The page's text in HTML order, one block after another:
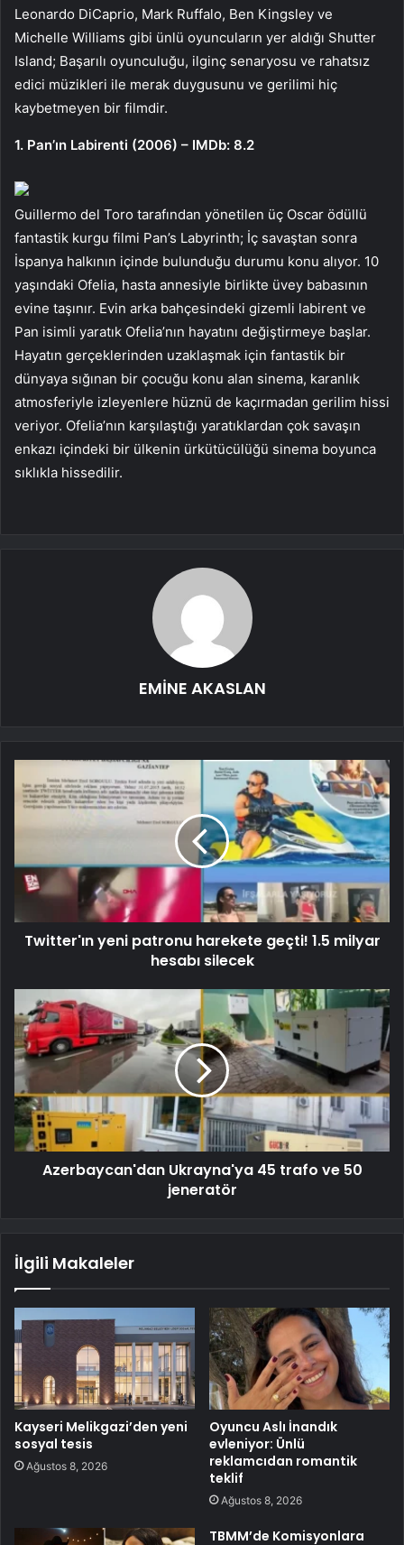
Leonardo DiCaprio, Mark Ruffalo, Ben Kingsley ve
Michelle Williams gibi ünlü oyuncuların yer aldığı Shutter
Island; Başarılı oyunculuğu, ilginç senaryosu ve rahatsız
edici müzikleri ile merak duygusunu ve gerilimi hiç
kaybetmeyen bir filmdir.
1. Pan’ın Labirenti (2006) – IMDb: 8.2
Guillermo del Toro tarafından yönetilen üç Oscar ödüllü
fantastik kurgu filmi Pan’s Labyrinth; İç savaştan sonra
İspanya halkının içinde bulunduğu durumu konu alıyor. 10
yaşındaki Ofelia, hasta annesiyle birlikte üvey babasının
evine taşınır. Evin arka bahçesindeki gizemli labirent ve
Pan isimli yaratık Ofelia’nın hayatını değiştirmeye başlar.
Hayatın gerçeklerinden uzaklaşmak için fantastik bir
dünyaya sığınan bir çocuğu konu alan sinema, karanlık
atmosferiyle izleyenlere hüznü de kaçırmadan gerilim hissi
veriyor. Ofelia’nın karşılaştığı yaratıklardan çok savaşın
enkazı içindeki bir ülkenin ürkütücülüğü sinema boyunca
sıklıkla hissedilir.
EMİNE AKASLAN
Twitter'ın yeni patronu harekete geçti! 1.5 milyar
hesabı silecek
Azerbaycan'dan Ukrayna'ya 45 trafo ve 50
jeneratör
İlgili Makaleler
Kayseri Melikgazi’den yeni
sosyal tesis
Ağustos 8, 2026
Oyuncu Aslı İnandık
evleniyor: Ünlü
reklamcıdan romantik
teklif
Ağustos 8, 2026
TBMM’de Komisyonlara